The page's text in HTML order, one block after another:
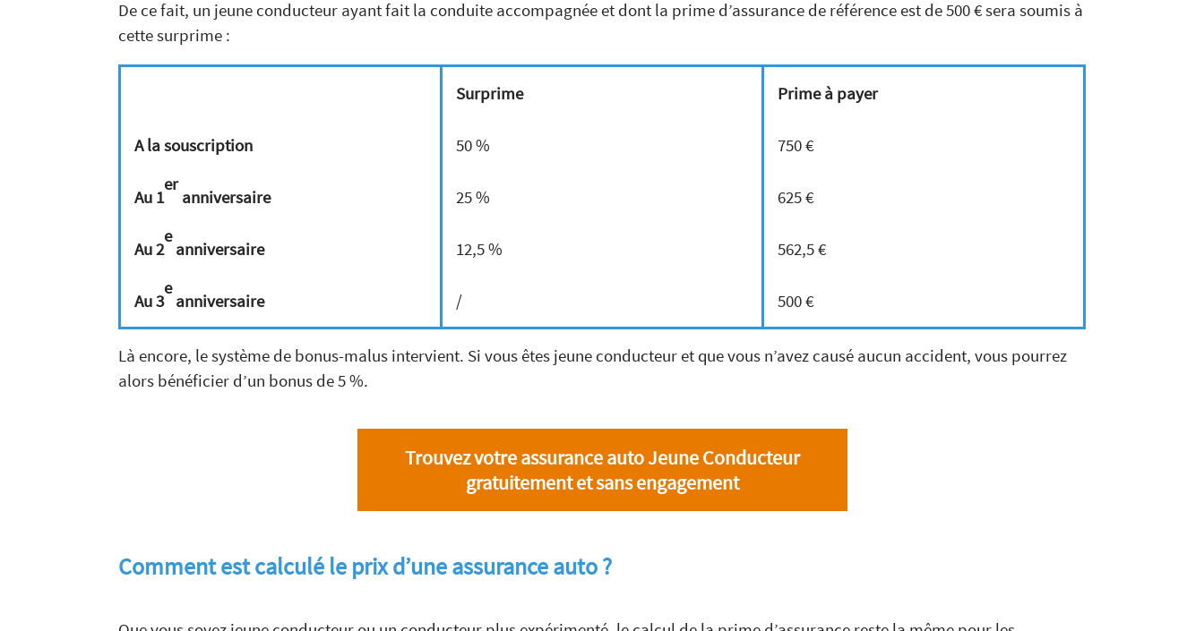
De ce fait, un jeune conducteur ayant fait la conduite accompagnée et dont la prime d’assurance de référence est de 500 € sera soumis à
cette surprime :
Surprime Prime à payer
A la souscription 50 % 750 €
Au 1
er
anniversaire 25 % 625 €
Au 2
e
anniversaire 12,5 % 562,5 €
Au 3
e
anniversaire / 500 €
Là encore, le système de bonus-malus intervient. Si vous êtes jeune conducteur et que vous n’avez causé aucun accident, vous pourrez
alors bénéficier d’un bonus de 5 %.
Trouvez votre assurance auto Jeune Conducteur
gratuitement et sans engagement
Comment est calculé le prix d’une assurance auto ?